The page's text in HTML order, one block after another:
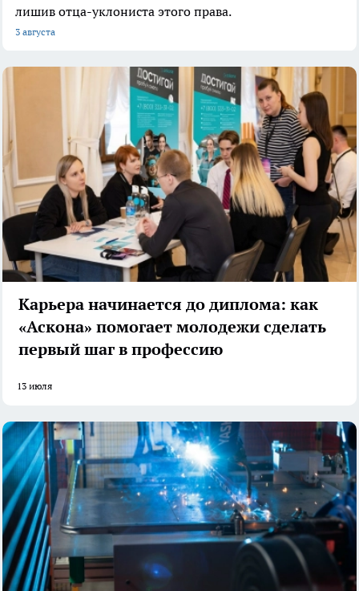
лишив отца-уклониста этого права.
3 августа
Карьера начинается до диплома: как
«Аскона» помогает молодежи сделать
первый шаг в профессию
13 июля